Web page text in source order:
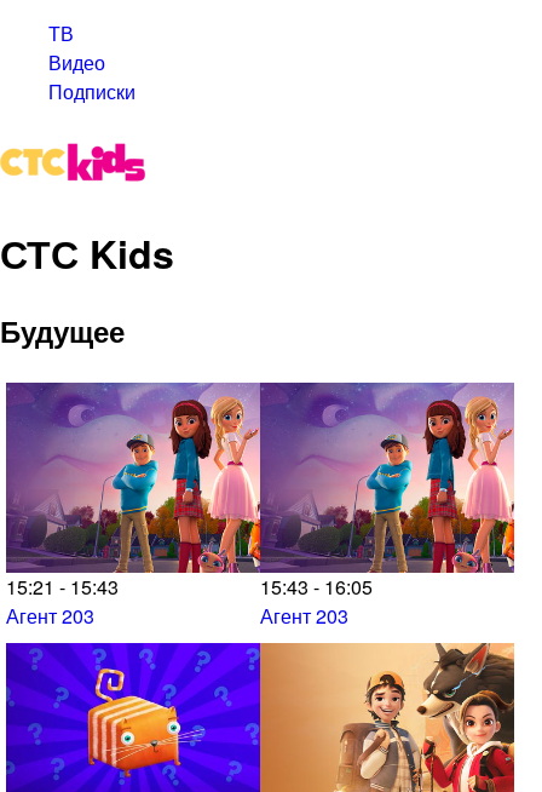
ТВ
Видео
Подписки
СТС Kids
Будущее
15:21 - 15:43
Агент 203
15:43 - 16:05
Агент 203